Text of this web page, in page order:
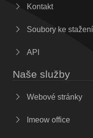
Kontakt
Soubory ke stažení
API
Naše služby
Webové stránky
Imeow office